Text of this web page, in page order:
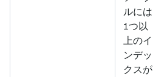
ルには
1つ以
上のイ
ンデッ
クスが